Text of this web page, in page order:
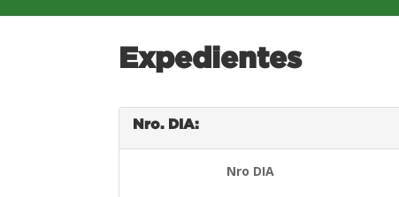
Expedientes
Nro. DIA:
Nro DIA